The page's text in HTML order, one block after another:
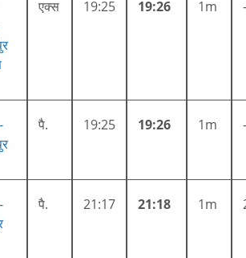
एक्स 19:25 19:26 1m
पै. 19:25 19:26 1m
पै. 21:17 21:18 1m